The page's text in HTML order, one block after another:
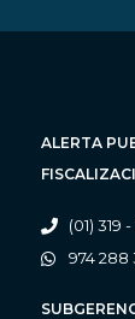
ALERTA
(01) 319
974 288